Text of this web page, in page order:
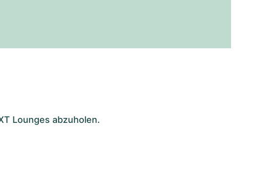
Lounges abzuholen.